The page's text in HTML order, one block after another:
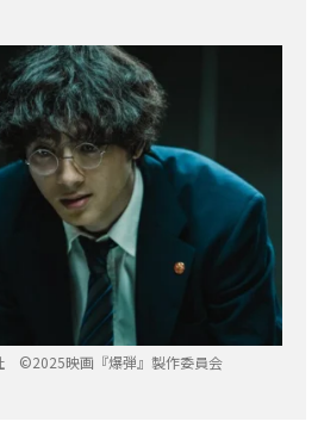
©2025映画『爆弾』製作委員会